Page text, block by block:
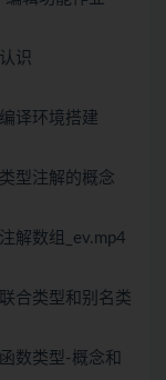
识
译环境搭建
型注解的概念
解数组_ev.mp4
合类型和别名类
数类型-概念和